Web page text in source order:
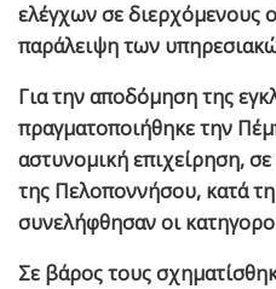
ελέγχων σε διερχόμενους
παράλειψη των
Για την αποδόμηση της
πραγματοποιήθηκε την
αστυνομική επιχείρηση,
της Πελοποννήσου, κατά τη
συνελήφθησαν οι
Σε βάρος τους